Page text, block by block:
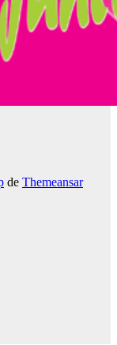
de Themeansar